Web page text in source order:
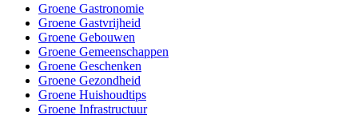
Groene Gastronomie
Groene Gastvrijheid
Groene Gebouwen
Groene Gemeenschappen
Groene Geschenken
Groene Gezondheid
Groene Huishoudtips
Groene Infrastructuur